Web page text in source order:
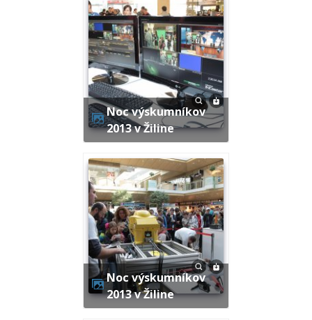
Noc výskumníkov
2013 v Žiline
Noc výskumníkov
2013 v Žiline